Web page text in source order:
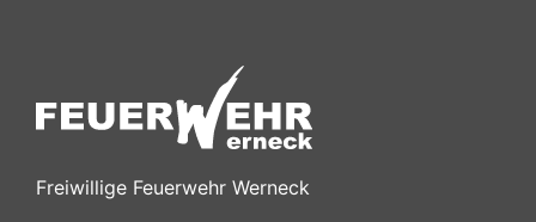
Freiwillige Feuerwehr Werneck